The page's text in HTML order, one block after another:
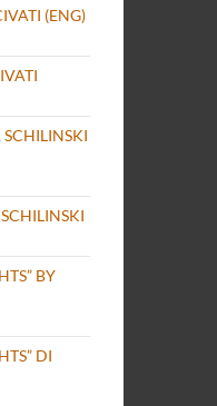
(ENG)
SCHILINSKI
BY
DI